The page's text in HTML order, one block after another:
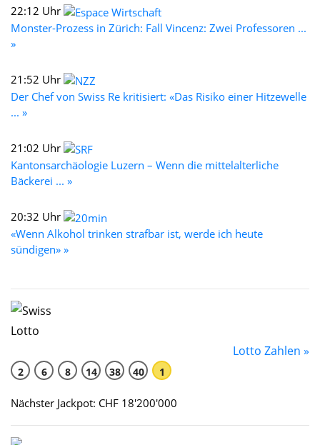
22:12 Uhr
Monster-Prozess in Zürich: Fall Vincenz: Zwei Professoren ...
»
21:52 Uhr
Der Chef von Swiss Re kritisiert: «Das Risiko einer Hitzewelle
... »
21:02 Uhr
Kantonsarchäologie Luzern – Wenn die mittelalterliche
Bäckerei ... »
20:32 Uhr
«Wenn Alkohol trinken strafbar ist, werde ich heute
sündigen» »
Lotto Zahlen »
2 6 8 14 38 40 1
Nächster Jackpot: CHF 18'200'000